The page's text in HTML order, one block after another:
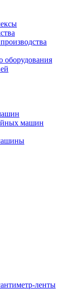
оборудования
машин
ленты